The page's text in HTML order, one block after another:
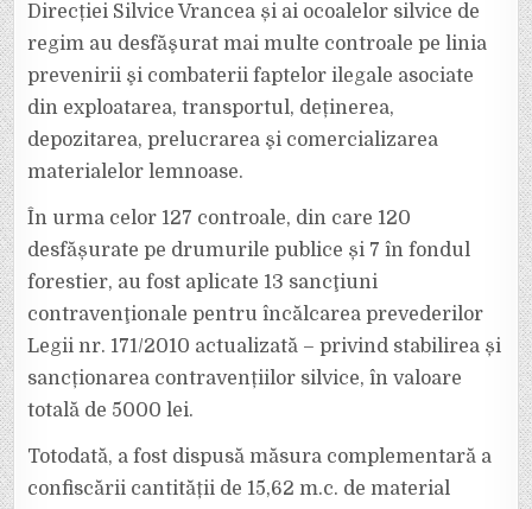
Direcției Silvice Vrancea și ai ocoalelor silvice de
regim au desfăşurat mai multe controale pe linia
prevenirii şi combaterii faptelor ilegale asociate
din exploatarea, transportul, deținerea,
depozitarea, prelucrarea şi comercializarea
materialelor lemnoase.
În urma celor 127 controale, din care 120
desfășurate pe drumurile publice și 7 în fondul
forestier, au fost aplicate 13 sancţiuni
contravenţionale pentru încălcarea prevederilor
Legii nr. 171/2010 actualizată – privind stabilirea și
sancționarea contravențiilor silvice, în valoare
totală de 5000 lei.
Totodată, a fost dispusă măsura complementară a
confiscării cantității de 15,62 m.c. de material